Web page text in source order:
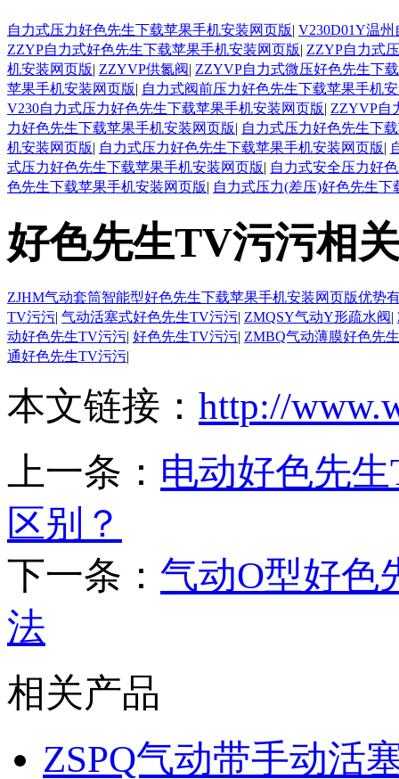
自力式压力好色先生下载苹果手机安装网页版| V230D01Y温
ZZYP自力式好色先生下载苹果手机安装网页版| ZZYP自力式
机安装网页版| ZZYVP供氮阀| ZZYVP自力式微压好色先生下
苹果手机安装网页版| 自力式阀前压力好色先生下载苹果手机
V230自力式压力好色先生下载苹果手机安装网页版| ZZYVP自
力好色先生下载苹果手机安装网页版| 自力式压力好色先生下
机安装网页版| 自力式压力好色先生下载苹果手机安装网页版|
式压力好色先生下载苹果手机安装网页版| 自力式安全压力好
色先生下载苹果手机安装网页版| 自力式压力(差压)好色先生
好色先生TV污污相
ZJHM气动套筒智能型好色先生下载苹果手机安装网页版优势
TV污污| 气动活塞式好色先生TV污污| ZMQSY气动Y形疏水阀|
动好色先生TV污污| 好色先生TV污污| ZMBQ气动薄膜好色先
通好色先生TV污污|
本文链接： http://
上一条： 电动好色先
区别？
下一条： 气动O型好色
法
相关产品
ZSPQ气动带手动活